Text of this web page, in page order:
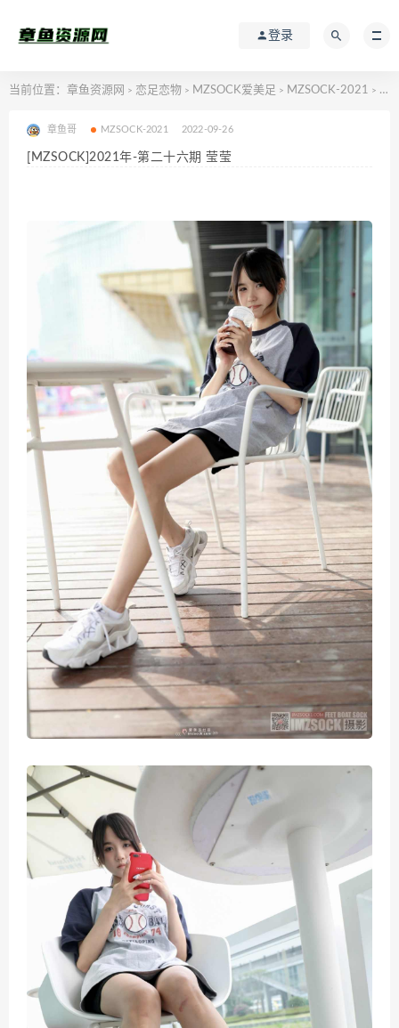
登录
当前位置： 章鱼资源网 > 恋足恋物 > MZSOCK爱美足 > MZSOCK-2021 >
章鱼哥 MZSOCK-2021 2022-09-26
[MZSOCK]2021年-第二十六期 莹莹